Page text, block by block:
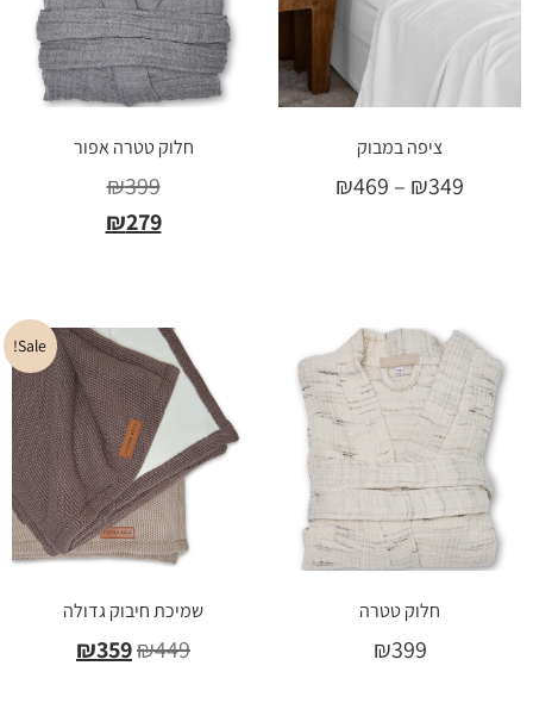
ציפה במבוק
₪349
–
₪469
חלוק טטרה אפור
₪399
₪279
חלוק טטרה
₪399
Sale!
שמיכת חיבוק גדולה
₪449
₪359